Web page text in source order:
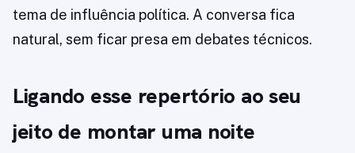
tema de influência política. A conversa fica
natural, sem ficar presa em debates técnicos.
Ligando esse repertório ao seu
jeito de montar uma noite